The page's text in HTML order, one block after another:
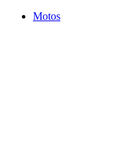
Motos